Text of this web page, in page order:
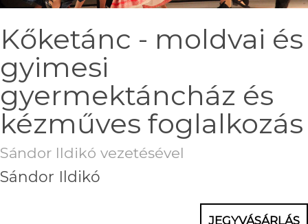
Kőketánc - moldvai és
gyimesi
gyermektáncház és
kézműves foglalkozás
Sándor Ildikó vezetésével
Sándor Ildikó
JEGYVÁSÁRLÁS